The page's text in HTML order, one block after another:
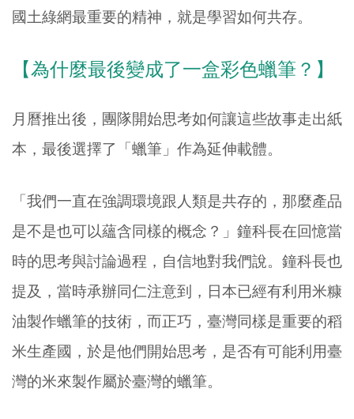
國土綠網最重要的精神，就是學習如何共存。
【為什麼最後變成了一盒彩色蠟筆？】
月曆推出後，團隊開始思考如何讓這些故事走出紙
本，最後選擇了「蠟筆」作為延伸載體。
「我們一直在強調環境跟人類是共存的，那麼產品
是不是也可以蘊含同樣的概念？」 鐘科長在回憶當
時的思考與討論過程，自信地對我們說。鐘科長也
提及，當時承辦同仁注意到，日本已經有利用米糠
油製作蠟筆的技術，而正巧，臺灣同樣是重要的稻
米生產國，於是他們開始思考，是否有可能利用臺
灣的米來製作屬於臺灣的蠟筆。